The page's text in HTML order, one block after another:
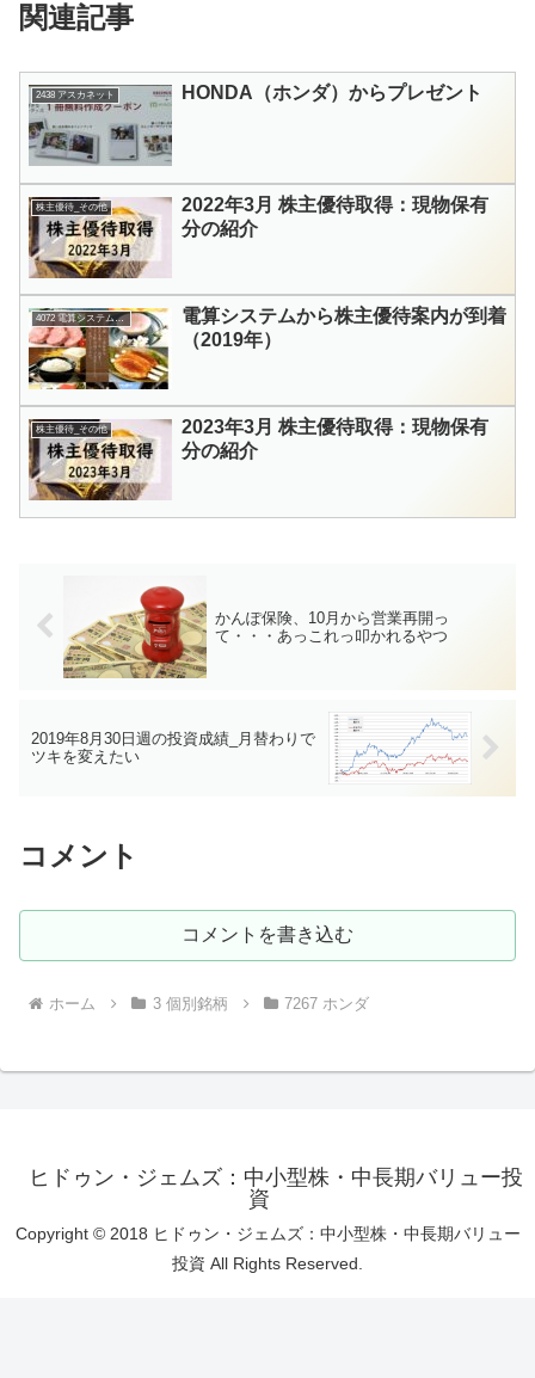
関連記事
2438 アスカネット HONDA（ホンダ）からプレゼント
株主優待_その他
2022年3月 株主優待取得：現物保有
分の紹介
4072 電算システムHD
電算システムから株主優待案内が到着
（2019年）
株主優待_その他
2023年3月 株主優待取得：現物保有
分の紹介
かんぽ保険、10月から営業再開っ
て・・・あっこれっ叩かれるやつ
2019年8月30日週の投資成績_月替わりで
ツキを変えたい
コメント
コメントを書き込む
ホーム 3 個別銘柄 7267 ホンダ
ヒドゥン・ジェムズ：中小型株・中長期バリュー投
資
Copyright © 2018 ヒドゥン・ジェムズ：中小型株・中長期バリュー
投資 All Rights Reserved.